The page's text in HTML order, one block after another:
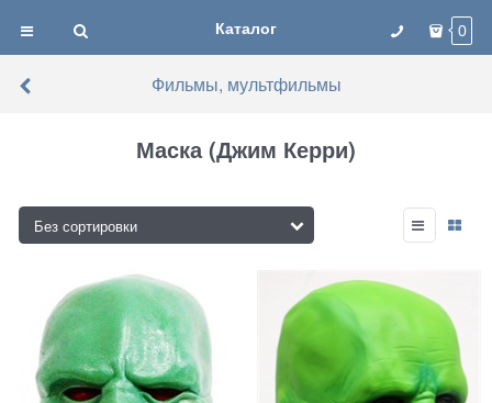
Каталог 0
Фильмы, мультфильмы
Маска (Джим Керри)